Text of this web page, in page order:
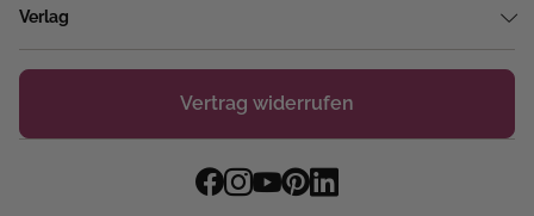
Verlag
Vertrag widerrufen